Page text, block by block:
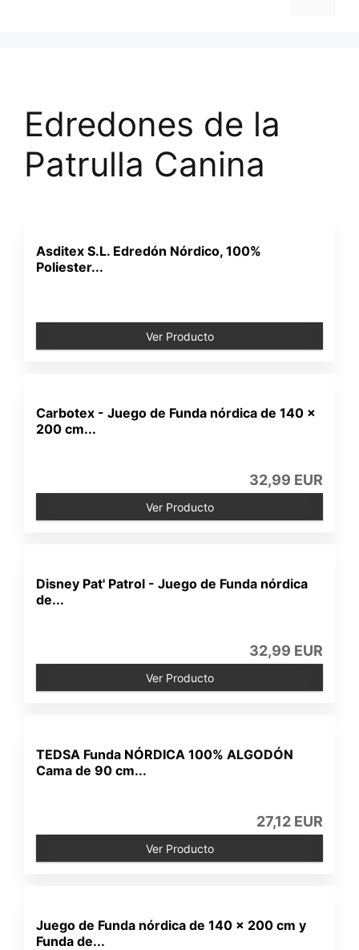
Edredones de la
Patrulla Canina
Asditex S.L. Edredón Nórdico, 100%
Poliester...
Ver Producto
Carbotex - Juego de Funda nórdica de 140 x
200 cm...
32,99 EUR
Ver Producto
Disney Pat' Patrol - Juego de Funda nórdica
de...
32,99 EUR
Ver Producto
TEDSA Funda NÓRDICA 100% ALGODÓN
Cama de 90 cm...
27,12 EUR
Ver Producto
Juego de Funda nórdica de 140 x 200 cm y
Funda de...